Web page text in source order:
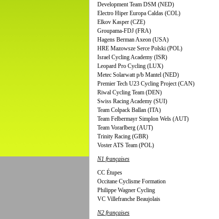
Development Team DSM (NED)
Electro Hiper Europa Caldas (COL)
Elkov Kasper (CZE)
Groupama-FDJ (FRA)
Hagens Berman Axeon (USA)
HRE Mazowsze Serce Polski (POL)
Israel Cycling Academy (ISR)
Leopard Pro Cycling (LUX)
Metec Solarwatt p/b Mantel (NED)
Premier Tech U23 Cycling Project (CAN)
Riwal Cycling Team (DEN)
Swiss Racing Academy (SUI)
Team Colpack Ballan (ITA)
Team Felbermayr Simplon Wels (AUT)
Team Vorarlberg (AUT)
Trinity Racing (GBR)
Voster ATS Team (POL)
N1 françaises
CC Étupes
Occitane Cyclisme Formation
Philippe Wagner Cycling
VC Villefranche Beaujolais
N2 françaises